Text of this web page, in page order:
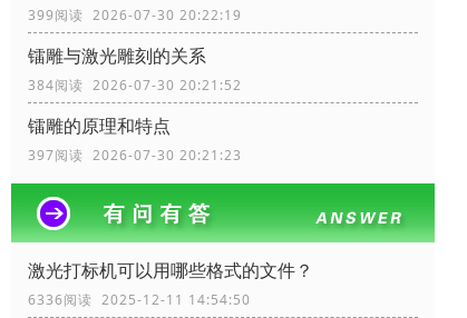
399阅读 2026-07-30 20:22:19
镭雕与激光雕刻的关系
384阅读 2026-07-30 20:21:52
镭雕的原理和特点
397阅读 2026-07-30 20:21:23
激光打标机可以用哪些格式的文件？
6336阅读 2025-12-11 14:54:50